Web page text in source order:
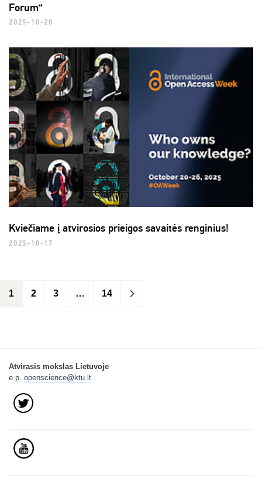
Forum“
2025-10-20
Kviečiame į atvirosios prieigos savaitės renginius!
2025-10-17
1 2 3 … 14 >
Atvirasis mokslas Lietuvoje
e.p. openscience@ktu.lt